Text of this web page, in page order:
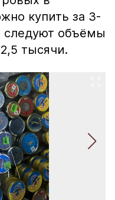
купить за 3-
следуют объёмы
тысячи.